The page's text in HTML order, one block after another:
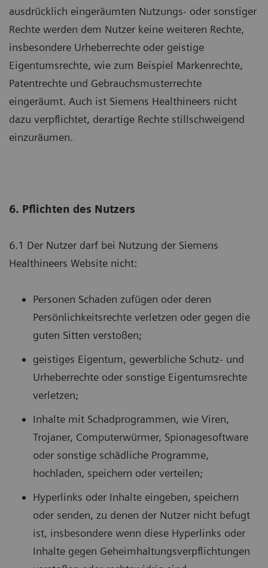
ausdrücklich eingeräumten Nutzungs- oder sonstiger
Rechte werden dem Nutzer keine weiteren Rechte,
insbesondere Urheberrechte oder geistige
Eigentumsrechte, wie zum Beispiel Markenrechte,
Patentrechte und Gebrauchsmusterrechte
eingeräumt. Auch ist Siemens Healthineers nicht
dazu verpflichtet, derartige Rechte stillschweigend
einzuräumen.
6. Pflichten des Nutzers
6.1 Der Nutzer darf bei Nutzung der Siemens
Healthineers Website nicht:
Personen Schaden zufügen oder deren
Persönlichkeitsrechte verletzen oder gegen die
guten Sitten verstoßen;
geistiges Eigentum, gewerbliche Schutz- und
Urheberrechte oder sonstige Eigentumsrechte
verletzen;
Inhalte mit Schadprogrammen, wie Viren,
Trojaner, Computerwürmer, Spionagesoftware
oder sonstige schädliche Programme,
hochladen, speichern oder verteilen;
Hyperlinks oder Inhalte eingeben, speichern
oder senden, zu denen der Nutzer nicht befugt
ist, insbesondere wenn diese Hyperlinks oder
Inhalte gegen Geheimhaltungsverpflichtungen